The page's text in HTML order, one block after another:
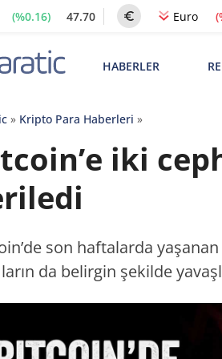
(%0.16) 47.70 Euro
HABERLER
» Kripto Para Haberleri »
iki
son haftalarda
da belirgin şekilde